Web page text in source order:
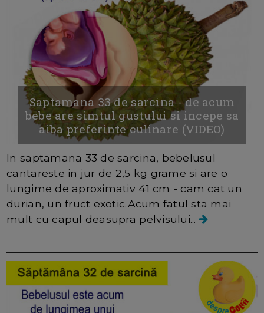
Saptamana 33 de sarcina - de acum
bebe are simtul gustului si incepe sa
aiba preferinte culinare (VIDEO)
In saptamana 33 de sarcina, bebelusul
cantareste in jur de 2,5 kg grame si are o
lungime de aproximativ 41 cm - cam cat un
durian, un fruct exotic.Acum fatul sta mai
mult cu capul deasupra pelvisului...